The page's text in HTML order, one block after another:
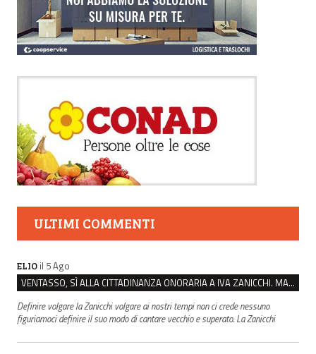
ULTIMI COMMENTI
ELIO il 5 Ago
VENTASSO, SÌ ALLA CITTADINANZA ONORARIA A IVA ZANICCHI. MA BARGIACCHI: “È DI PESSIMO GUSTO”
Definire volgare la Zanicchi volgare ai nostri tempi non ci crede nessuno
figuriamoci definire il suo modo di cantare vecchio e superato. La Zanicchi